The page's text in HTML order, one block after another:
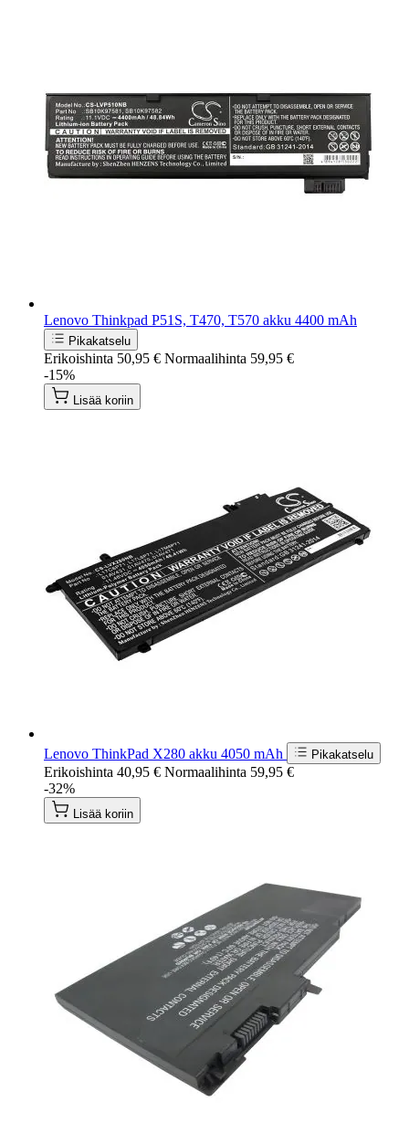
Lenovo Thinkpad P51S, T470, T570 akku 4400 mAh
Pikakatselu
Erikoishinta 50,95 € Normaalihinta 59,95 €
-15%
Lisää koriin
Lenovo ThinkPad X280 akku 4050 mAh Pikakatselu
Erikoishinta 40,95 € Normaalihinta 59,95 €
-32%
Lisää koriin